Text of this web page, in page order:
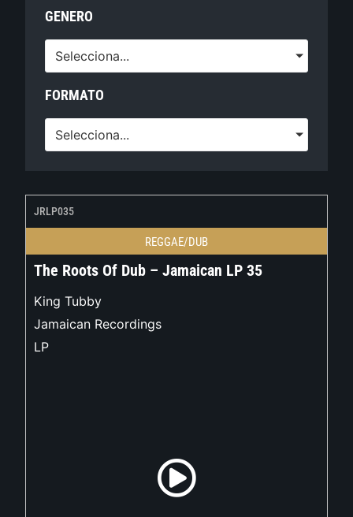
GENERO
Selecciona...
FORMATO
Selecciona...
JRLP035
REGGAE/DUB
The Roots Of Dub – Jamaican LP 35
King Tubby
Jamaican Recordings
LP